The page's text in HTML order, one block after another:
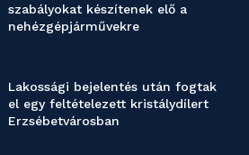
szabályokat készítenek elő a
nehézgépjárművekre
Lakossági bejelentés után fogtak
el egy feltételezett kristálydílert
Erzsébetvárosban